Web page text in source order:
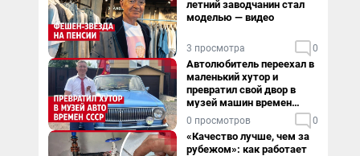
летний заводчанин стал
моделью — видео
3 просмотра 0
Автолюбитель переехал в
маленький хутор и
превратил свой двор в
музей машин времен
СССР. Видео
0 просмотров 0
«Качество лучше, чем за
рубежом»: как работает